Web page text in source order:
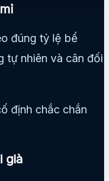
đúng tỷ lệ bể
tự nhiên và cân đối
định chắc chắn
già